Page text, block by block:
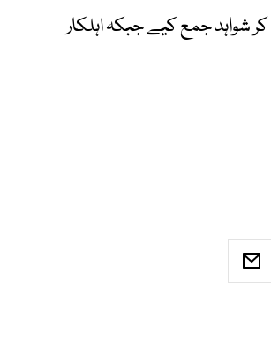
شواہد جمع کیے جبکہ اہلکار